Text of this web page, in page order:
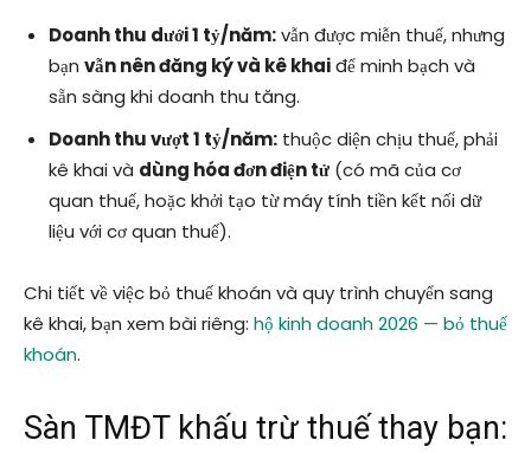
Doanh thu dưới 1 tỷ/năm:vẫn được miễn thuế, nhưng
bạn vẫn nên đăng ký và kê khaiđể minh bạch và
sẵn sàng khi doanh thu tăng.
Doanh thu vượt 1 tỷ/năm: thuộc diện chịu thuế, phải
kê khai và dùng hóa đơn điện tử (có mã của cơ
quan thuế, hoặc khởi tạo từ máy tính tiền kết nối dữ
liệu với cơ quan thuế).
Chi tiết về việc bỏ thuế khoán và quy trình chuyển sang
kê khai, bạn xem bài riêng: hộ kinh doanh 2026 — bỏ thuế
khoán.
Sàn TMĐT khấu trừ thuế thay bạn: